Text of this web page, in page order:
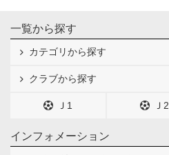
一覧から探す
カテゴリから探す
クラブから探す
Ｊ1 Ｊ2
インフォメーション